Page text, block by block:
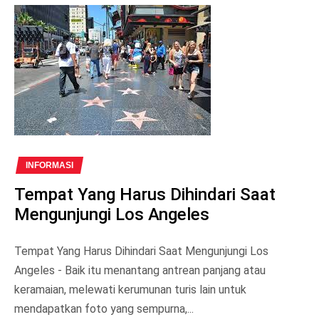
INFORMASI
Tempat Yang Harus Dihindari Saat
Mengunjungi Los Angeles
Tempat Yang Harus Dihindari Saat Mengunjungi Los
Angeles - Baik itu menantang antrean panjang atau
keramaian, melewati kerumunan turis lain untuk
mendapatkan foto yang sempurna,...